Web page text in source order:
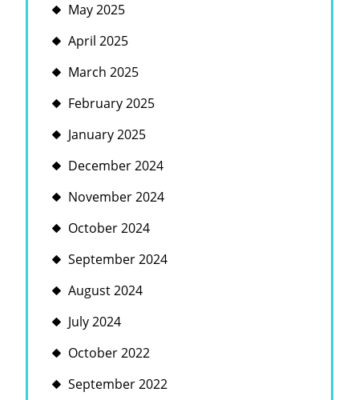
May 2025
April 2025
March 2025
February 2025
January 2025
December 2024
November 2024
October 2024
September 2024
August 2024
July 2024
October 2022
September 2022